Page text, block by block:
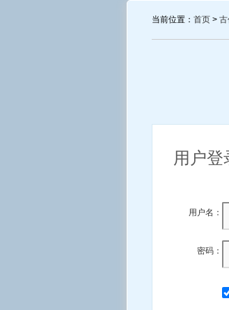
当前位置： 首页 >
用户登
用户名：
密码：